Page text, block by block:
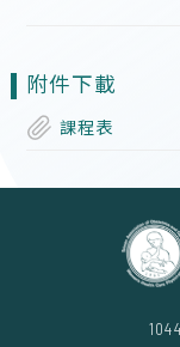
附件下載
課程表